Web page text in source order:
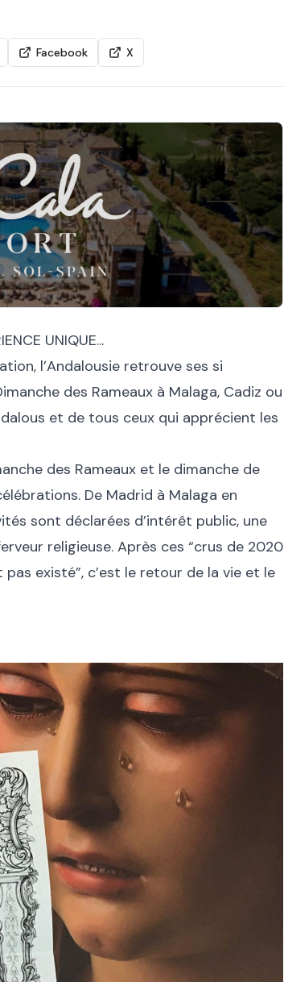
Facebook X
UNIQUE...
l’Andalousie retrouve ses si
des Rameaux à Malaga, Cadiz ou
et de tous ceux qui apprécient les
des Rameaux et le dimanche de
De Madrid à Malaga en
sont déclarées d’intérêt public, une
religieuse. Après ces “crus de 2020
existé”, c’est le retour de la vie et le